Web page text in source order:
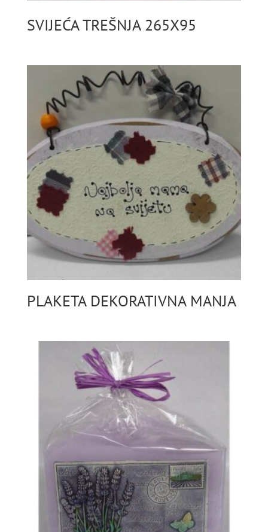
SVIJEĆA TREŠNJA 265X95
PLAKETA DEKORATIVNA MANJA